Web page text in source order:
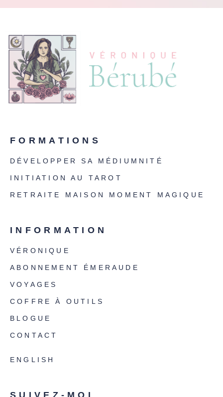
FORMATIONS
DÉVELOPPER SA MÉDIUMNITÉ
INITIATION AU TAROT
RETRAITE MAISON MOMENT MAGIQUE
INFORMATION
VÉRONIQUE
ABONNEMENT ÉMERAUDE
VOYAGES
COFFRE À OUTILS
BLOGUE
CONTACT
ENGLISH
SUIVEZ-MOI